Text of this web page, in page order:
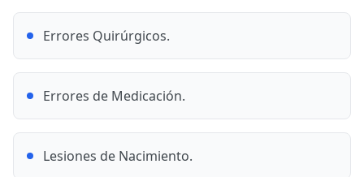
Errores Quirúrgicos.
Errores de Medicación.
Lesiones de Nacimiento.